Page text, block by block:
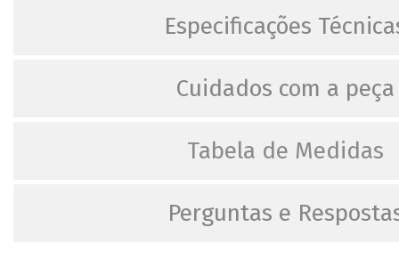
Especificações
Cuidados com a peça
Tabela de Medidas
Perguntas e